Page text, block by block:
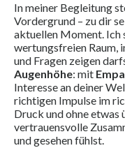
In meiner Begleitung
Vordergrund – zu dir
aktuellen Moment. Ich
wertungsfreien Raum,
und Fragen zeigen
Augenhöhe: mit
Interesse an deiner
richtigen Impulse im
Druck und ohne etwas
vertrauensvolle
und gesehen fühlst.